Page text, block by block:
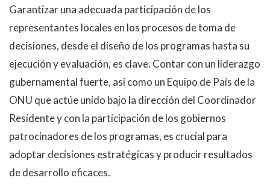
Garantizar una adecuada participación de los
representantes locales en los procesos de toma de
decisiones, desde el diseño de los programas hasta su
ejecución y evaluación, es clave. Contar con un liderazgo
gubernamental fuerte, así como un Equipo de País de la
ONU que actúe unido bajo la dirección del Coordinador
Residente y con la participación de los gobiernos
patrocinadores de los programas, es crucial para
adoptar decisiones estratégicas y producir resultados
de desarrollo eficaces.